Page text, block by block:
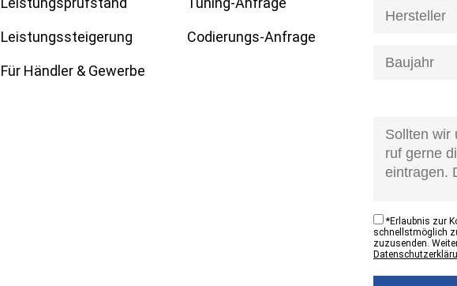
Leistungssteigerung
Für Händler & Gewerbe
Codierungs-Anfrage
*Erlaubnis zur
schnellstmöglich
zuzusenden.